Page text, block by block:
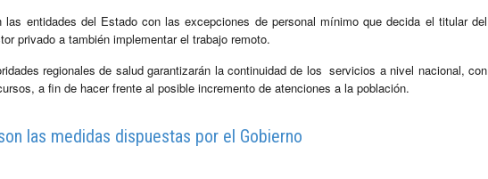
entidades del Estado con las excepciones de personal mínimo que decida el titular del
privado a también implementar el trabajo remoto.
regionales de salud garantizarán la continuidad de los servicios a nivel nacional, con
a fin de hacer frente al posible incremento de atenciones a la población.
las medidas dispuestas por el Gobierno